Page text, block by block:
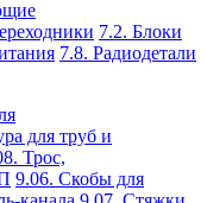
7.2. Блоки
7.8. Радиодетали
для труб и
Трос,
9.06. Скобы для